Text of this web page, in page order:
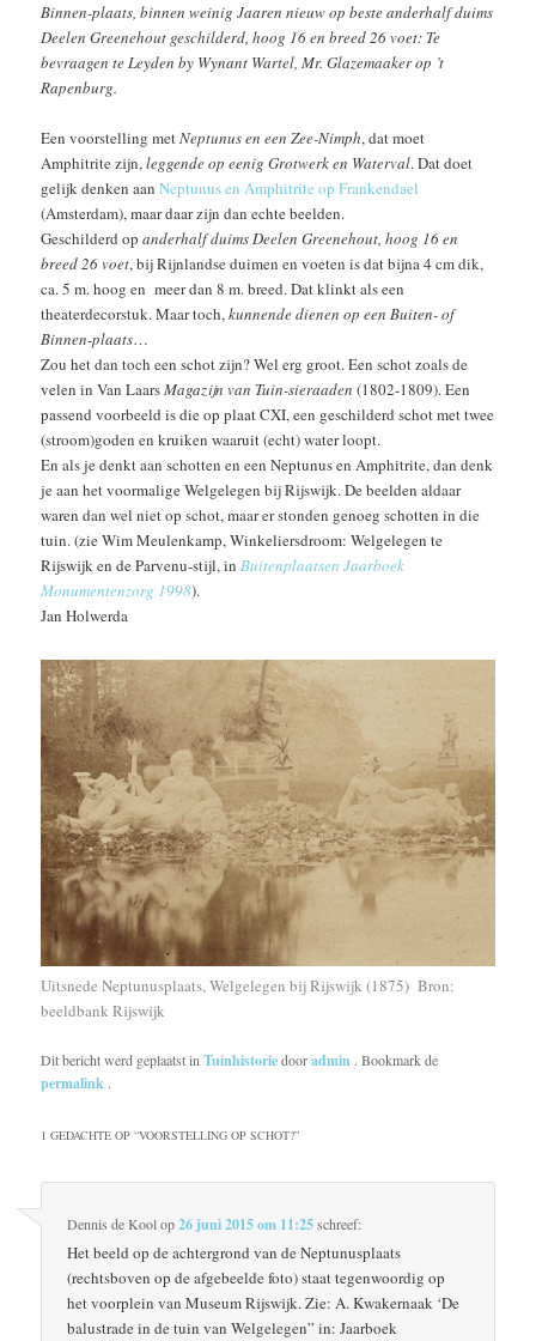
Binnen-plaats, binnen weinig Jaaren nieuw op beste anderhalf duims
Deelen Greenehout geschilderd, hoog 16 en breed 26 voet: Te
bevraagen te Leyden by Wynant Wartel, Mr. Glazemaaker op ’t
Rapenburg.
Een voorstelling metNeptunus en een Zee-Nimph, dat moet
Amphitrite zijn,leggende op eenig Grotwerk en Waterval. Dat doet
gelijk denken aanNeptunus en Amphitrite op Frankendael
(Amsterdam), maar daar zijn dan echte beelden.
Geschilderd opanderhalf duims Deelen Greenehout, hoog 16 en
breed 26 voet, bij Rijnlandse duimen en voeten is dat bijna 4 cm dik,
ca. 5 m. hoog en meer dan 8 m. breed. Dat klinkt als een
theaterdecorstuk. Maar toch,kunnende dienen op een Buiten- of
Binnen-plaats…
Zou het dan toch een schot zijn? Wel erg groot. Een schot zoals de
velen in Van LaarsMagazijn van Tuin-sieraaden (1802-1809). Een
passend voorbeeld is die op plaat CXI, een geschilderd schot met twee
(stroom)goden en kruiken waaruit (echt) water loopt.
En als je denkt aan schotten en een Neptunus en Amphitrite, dan denk
je aan het voormalige Welgelegen bij Rijswijk. De beelden aldaar
waren dan wel niet op schot, maar er stonden genoeg schotten in die
tuin. (zie Wim Meulenkamp, Winkeliersdroom: Welgelegen te
Rijswijk en de Parvenu-stijl, inBuitenplaatsenJaarboek
Monumentenzorg 1998).
Jan Holwerda
Uitsnede Neptunusplaats, Welgelegen bij Rijswijk (1875) Bron:
beeldbank Rijswijk
Dit bericht werd geplaatst inTuinhistoriedooradmin . Bookmark de
permalink .
1 GEDACHTE OP “VOORSTELLING OP SCHOT?”
Dennis de Koolop26 juni 2015 om 11:25schreef:
Het beeld op de achtergrond van de Neptunusplaats
(rechtsboven op de afgebeelde foto) staat tegenwoordig op
het voorplein van Museum Rijswijk. Zie: A. Kwakernaak ‘De
balustrade in de tuin van Welgelegen” in: Jaarboek